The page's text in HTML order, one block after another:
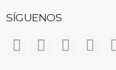
SÍGUENOS